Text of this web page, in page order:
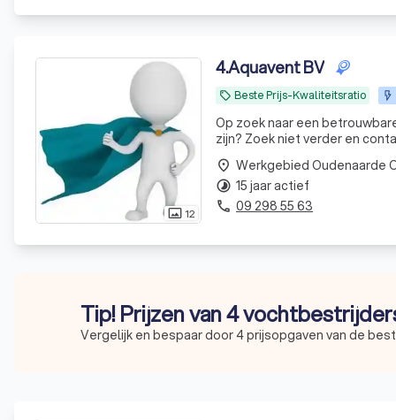
photo_size_select_actual 12
4.Aquavent BV
local_offer Beste Prijs-Kwaliteitsratio
Op zoek naar een
zijn? Zoek niet verder en
place Werkgebied Oudenaarde
timelapse 15 jaar actief
phone 09 298 55 63
Tip! Prijzen van 4
Vergelijk en bespaar door 4 prijsopgaven van de